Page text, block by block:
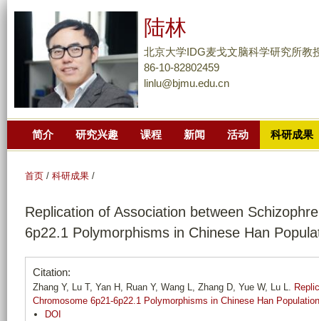
到
主
要
分
陆林
北京大学IDG麦戈文脑科学研究所教
86-10-82802459
linlu@bjmu.edu.cn
简介 研究兴趣 课程 新闻 活动 科研成果
首页 / 科研成果 /
Replication of Association between
6p22.1 Polymorphisms in Chinese Han
Citation:
Zhang Y, Lu T, Yan H, Ruan Y, Wang L, Zhang D, Yue W, Lu L.
Chromosome 6p21-6p22.1 Polymorphisms in Chinese Han Population
DOI